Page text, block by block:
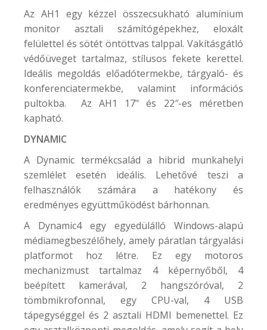
Az AH1 egy kézzel összecsukható alumínium
monitor asztali számítógépekhez, eloxált
felülettel és sötét öntöttvas talppal. Vakításgátló
védőüveget tartalmaz, stílusos fekete kerettel.
Ideális megoldás előadótermekbe, tárgyaló- és
konferenciatermekbe, valamint információs
pultokba. Az AH1 17" és 22″-es méretben
kapható.
DYNAMIC
A Dynamic termékcsalád a hibrid munkahelyi
szemlélet esetén ideális. Lehetővé teszi a
felhasználók számára a hatékony és
eredményes együttműködést bárhonnan.
A Dynamic4 egy egyedülálló Windows-alapú
médiamegbeszélőhely, amely páratlan tárgyalási
platformot hoz létre. Ez egy motoros
mechanizmust tartalmaz 4 képernyőből, 4
beépített kamerával, 2 hangszóróval, 2
tömbmikrofonnal, egy CPU-val, 4 USB
tápegységgel és 2 asztali HDMI bemenettel. Ez